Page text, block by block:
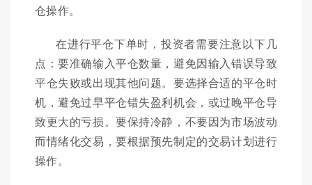
仓操作。
在进行平仓下单时，投资者需要注意以下几
点：要准确输入平仓数量，避免因输入错误导致
平仓失败或出现其他问题。要选择合适的平仓时
机，避免过早平仓错失盈利机会，或过晚平仓导
致更大的亏损。要保持冷静，不要因为市场波动
而情绪化交易，要根据预先制定的交易计划进行
操作。